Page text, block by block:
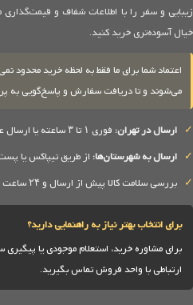
زیبایی و سفر را با اطلاعات شفاف و
خیال آسوده‌تری خرید کنید.
اعتماد شما برای ما فقط به لحظه خرید محدود
می‌شوند و تا دریافت سفارش و پاسخ‌گویی به
✓ ارسال در تهران: فوری ۱ تا ۳ ساعته یا ارسال عادی با پرداخت در محل
✓ ارسال به شهرستان‌ها: از طریق تیپاکس یا
✓ بررسی سلامت کالا پیش از ارسال و ۲۴ ساعت مهلت تست
برای انتخاب بهتر نیاز به راهنمایی دارید؟
برای مشاوره خرید، استعلام موجودی یا
ارتباطی با واحد فروش تماس بگیرید.